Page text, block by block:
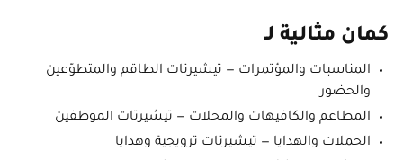
كمان مثالية لـ
المناسبات والمؤتمرات — تيشيرتات الطاقم والمتطوّعين
والحضور
المطاعم والكافيهات والمحلات — تيشيرتات الموظفين
الحملات والهدايا — تيشيرتات ترويجية وهدايا